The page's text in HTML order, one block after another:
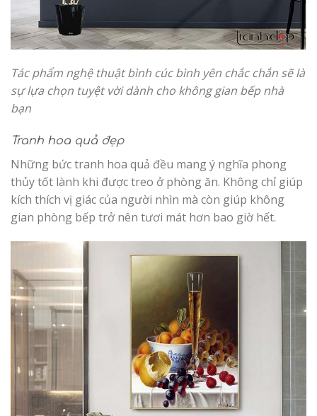
Tác phẩm nghệ thuật bình cúc bình yên chắc chắn sẽ là
sự lựa chọn tuyệt vời dành cho không gian bếp nhà
bạn
Tranh hoa quả đẹp
Những bức tranh hoa quả đều mang ý nghĩa phong
thủy tốt lành khi được treo ở phòng ăn. Không chỉ giúp
kích thích vị giác của người nhìn mà còn giúp không
gian phòng bếp trở nên tươi mát hơn bao giờ hết.